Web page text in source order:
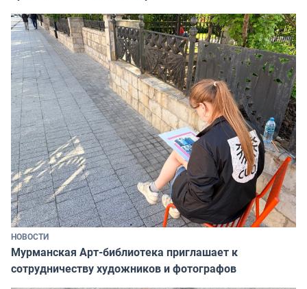
НОВОСТИ
Мурманская Арт-библиотека приглашает к
сотрудничеству художников и фотографов